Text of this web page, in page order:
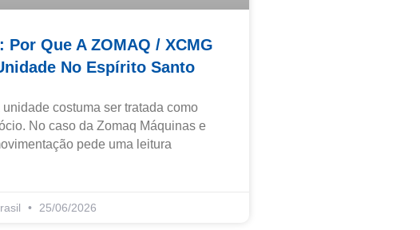
Por Que A ZOMAQ / XCMG
No Espírito Santo
costuma ser tratada como
No caso da Zomaq Máquinas e
pede uma leitura
25/06/2026